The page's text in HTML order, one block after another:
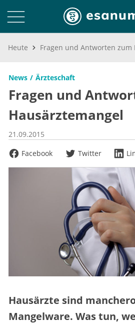
Heute Fragen und Antworten zum
News Ärzteschaft
Fragen und
Hausärztemangel
21.09.2015
Facebook
Twitter
Hausärzte sind
Mangelware. Was tun,